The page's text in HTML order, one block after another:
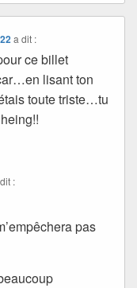
a dit :
ce billet
lisant ton
toute triste…tu
:
pas